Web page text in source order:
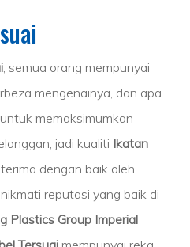
, semua orang mempunyai
mengenainya, dan apa
memaksimumkan
jadi kualiti Ikatan
dengan baik oleh
reputasi yang baik di
Plastics Group Imperial